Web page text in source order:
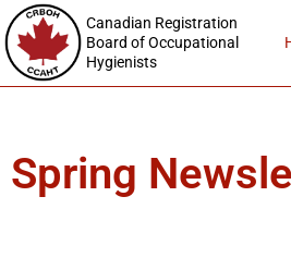
Canadian Registration
Board of Occupational
Hygienists
Spring